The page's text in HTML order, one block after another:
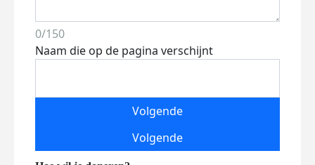
0/150
Naam die op de pagina verschijnt
Volgende
Volgende